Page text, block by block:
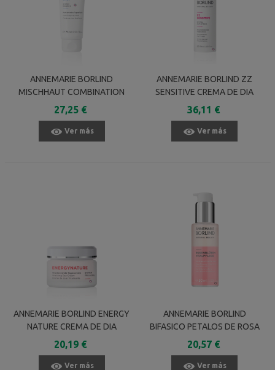
ANNEMARIE BORLIND
MISCHHAUT COMBINATION
SKIN FLUIDO DE DIA 75 ML
27,25 €
Ver más
ANNEMARIE BORLIND ZZ
SENSITIVE CREMA DE DIA
REGENERADORA 50 ML
36,11 €
Ver más
ANNEMARIE BORLIND ENERGY
NATURE CREMA DE DIA
REVITALIZANTE 50 ML
20,19 €
Ver más
ANNEMARIE BORLIND
BIFASICO PETALOS DE ROSA
REVITALIZANTE 50 ML
20,57 €
Ver más